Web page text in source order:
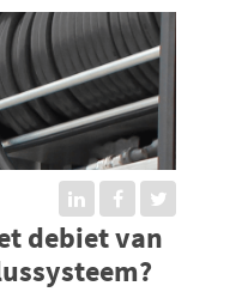
debiet van